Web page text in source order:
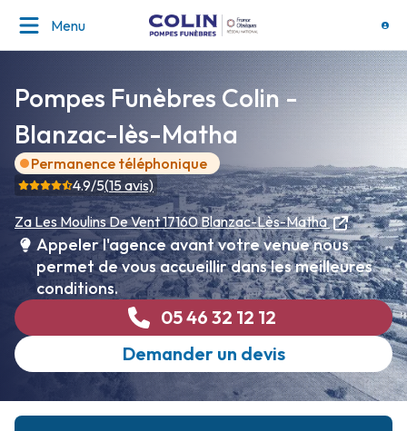
Menu
Pompes Funèbres Colin -
Blanzac-lès-Matha
Permanence téléphonique
4.9/5(15avis)
Za Les Moulins De Vent17160 Blanzac-Lès-Matha
05 46 32 12 12
Demander un devis
Appeler l'agence avant votre venue nous
permet de vous accueillir dans les meilleures
conditions.